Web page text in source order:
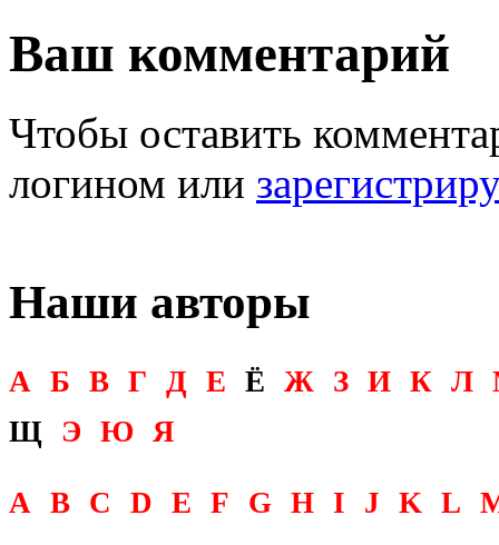
Ваш комментарий
Чтобы оставить
логином или
Наши авторы
А Б В Г Д Е Ё Ж З И К Л
Щ
Э Ю Я
A B C D E F G H I J K L